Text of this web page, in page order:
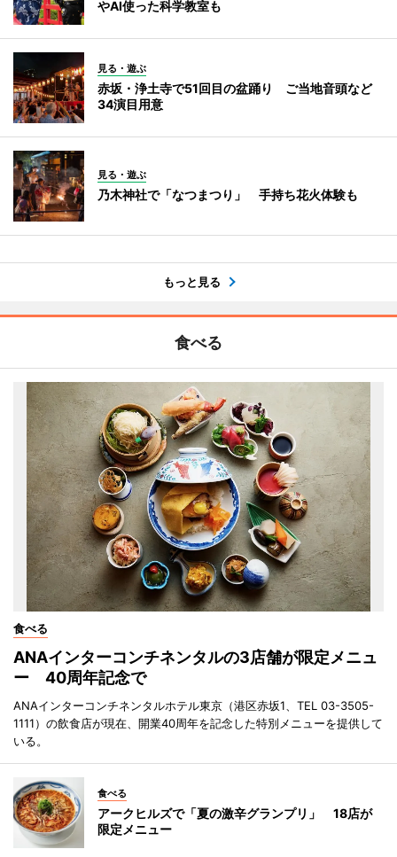
やAI使った科学教室も
見る・遊ぶ
赤坂・浄土寺で51回目の盆踊り ご当地音頭など
34演目用意
見る・遊ぶ
乃木神社で「なつまつり」 手持ち花火体験も
もっと見る
食べる
食べる
ANAインターコンチネンタルの3店舗が限定メニュ
ー 40周年記念で
ANAインターコンチネンタルホテル東京（港区赤坂1、TEL 03-3505-
1111）の飲食店が現在、開業40周年を記念した特別メニューを提供して
いる。
食べる
アークヒルズで「夏の激辛グランプリ」 18店が
限定メニュー